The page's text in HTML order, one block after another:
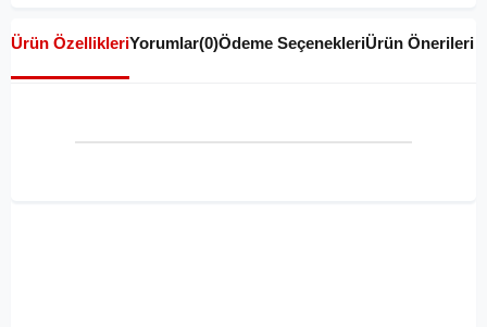
Ürün ÖzellikleriYorumlar(0)Ödeme SeçenekleriÜrün Önerileri